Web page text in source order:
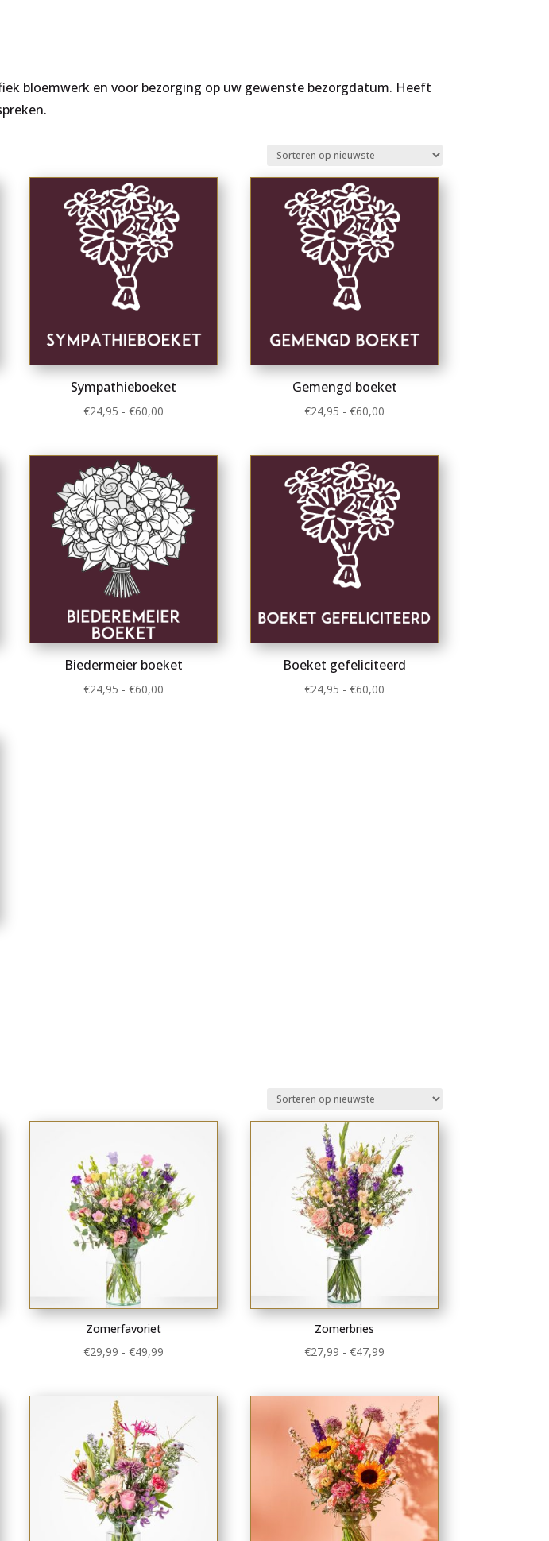
bloemwerk en voor bezorging op uw gewenste bezorgdatum. Heeft
Sympathieboeket
€24,95 - €60,00
€60,00
Gemengd boeket
€24,95 - €60,00
Biedermeier boeket
€24,95 - €60,00
Boeket gefeliciteerd
€24,95 - €60,00
Zomerfavoriet
€29,99 - €49,99
Zomerbries
€27,99 - €47,99
€47,99